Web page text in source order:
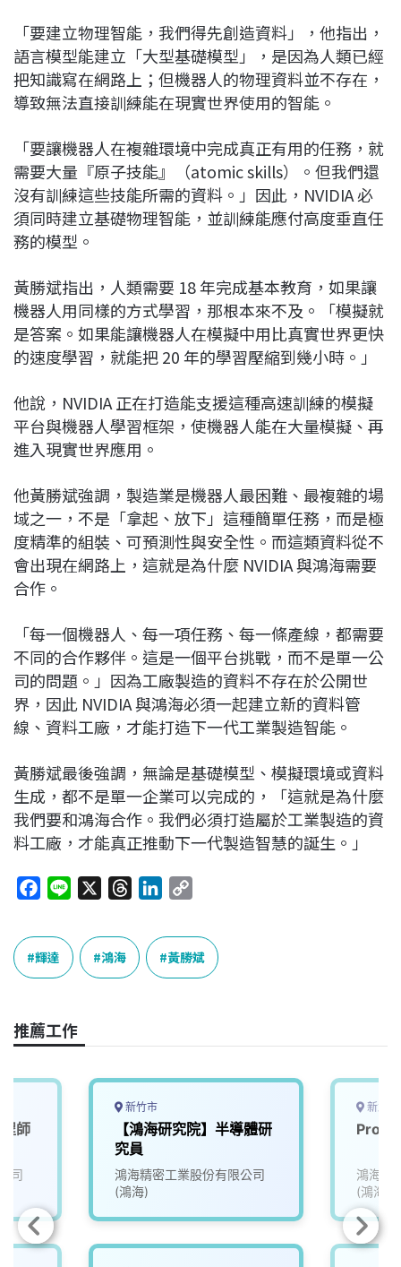
「要建立物理智能，我們得先創造資料」，他指出，
語言模型能建立「大型基礎模型」，是因為人類已經
把知識寫在網路上；但機器人的物理資料並不存在，
導致無法直接訓練能在現實世界使用的智能。
「要讓機器人在複雜環境中完成真正有用的任務，就
需要大量『原子技能』（atomic skills）。但我們還
沒有訓練這些技能所需的資料。」因此，NVIDIA 必
須同時建立基礎物理智能，並訓練能應付高度垂直任
務的模型。
黃勝斌指出，人類需要 18 年完成基本教育，如果讓
機器人用同樣的方式學習，那根本來不及。「模擬就
是答案。如果能讓機器人在模擬中用比真實世界更快
的速度學習，就能把 20 年的學習壓縮到幾小時。」
他說，NVIDIA 正在打造能支援這種高速訓練的模擬
平台與機器人學習框架，使機器人能在大量模擬、再
進入現實世界應用。
他黃勝斌強調，製造業是機器人最困難、最複雜的場
域之一，不是「拿起、放下」這種簡單任務，而是極
度精準的組裝、可預測性與安全性。而這類資料從不
會出現在網路上，這就是為什麼 NVIDIA 與鴻海需要
合作。
「每一個機器人、每一項任務、每一條產線，都需要
不同的合作夥伴。這是一個平台挑戰，而不是單一公
司的問題。」因為工廠製造的資料不存在於公開世
界，因此 NVIDIA 與鴻海必須一起建立新的資料管
線、資料工廠，才能打造下一代工業製造智能。
黃勝斌最後強調，無論是基礎模型、模擬環境或資料
生成，都不是單一企業可以完成的，「這就是為什麼
我們要和鴻海合作。我們必須打造屬於工業製造的資
料工廠，才能真正推動下一代製造智慧的誕生。」
c
e
b
o
k
e
e
a
n
k
e
n
p
y
L
k
輝達 鴻海 黃勝斌
推薦工作
師
司
新竹市
【鴻海研究院】半導體研
究員
鴻海精密工業股份有限公司
(鴻海)
新北
鴻海精
(鴻海)